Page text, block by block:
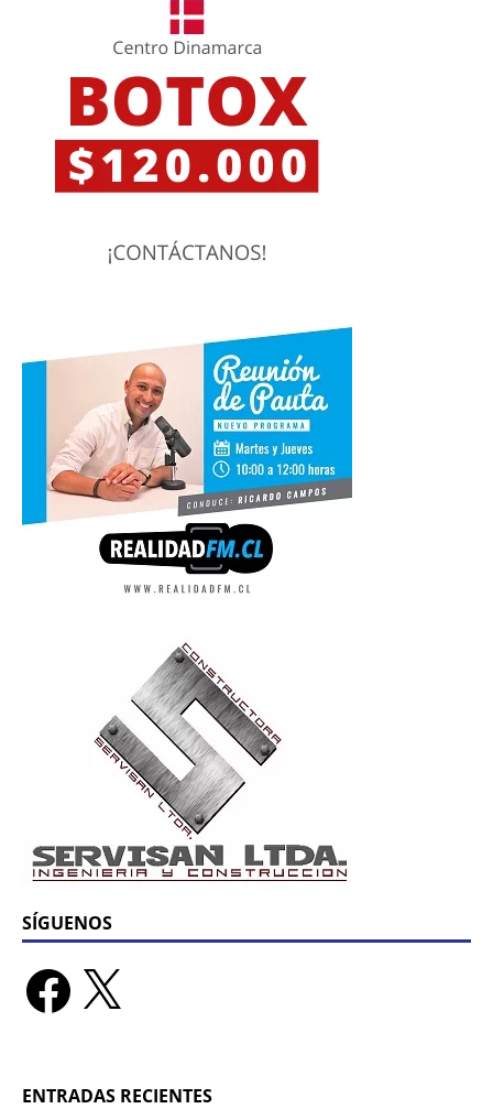
SÍGUENOS
ENTRADAS RECIENTES